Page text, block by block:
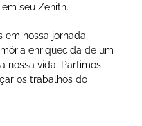
seu Zenith.
nossa jornada,
enriquecida de um
nossa vida. Partimos
os trabalhos do